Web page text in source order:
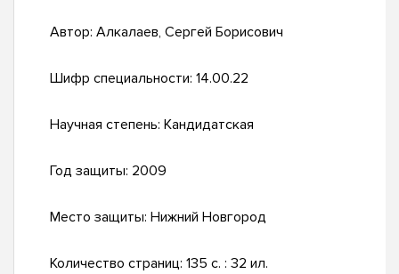
Автор: Алкалаев, Сергей Борисович
Шифр специальности: 14.00.22
Научная степень: Кандидатская
Год защиты: 2009
Место защиты: Нижний Новгород
Количество страниц: 135 с. : 32 ил.